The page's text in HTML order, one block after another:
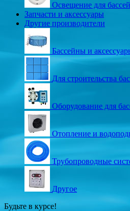
Освещение для
Запчасти и аксессуары
Другие производители
Бассейны и
Для строительства
Оборудование для
Отопление и
Трубопроводные
Другое
Будьте в курсе!